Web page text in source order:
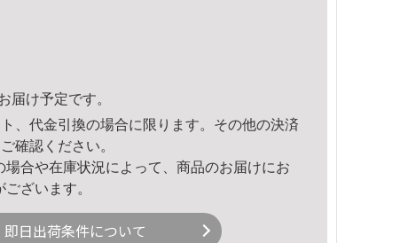
届け予定です。
、代金引換の場合に限ります。その他の決済
確認ください。
合や在庫状況によって、商品のお届けにお
ざいます。
即日出荷条件について